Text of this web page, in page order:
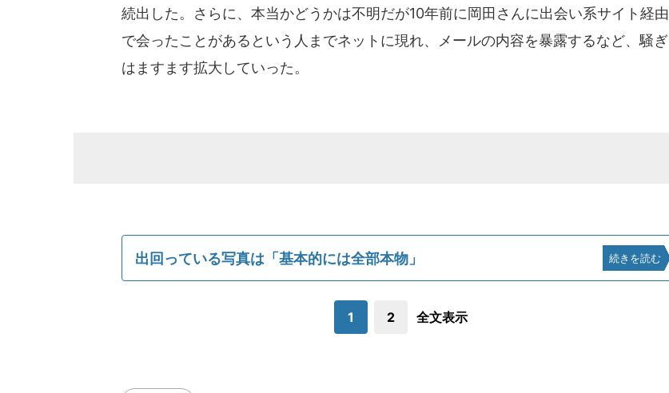
続出した。さらに、本当かどうかは不明だが10年前に岡田さんに出会い系サイト経由
で会ったことがあるという人までネットに現れ、メールの内容を暴露するなど、騒ぎ
はますます拡大していった。
出回っている写真は「基本的には全部本物」 続きを読む
1 2 全文表示